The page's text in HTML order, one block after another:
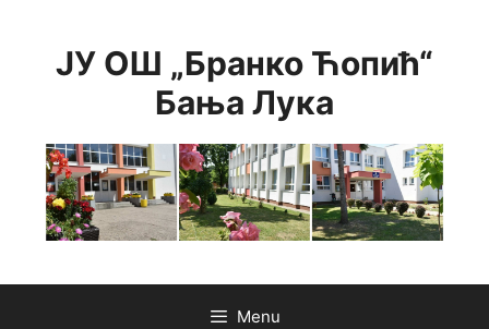
contentЈУ ОШ „Бранко Ћопић“
Бања Лука
Menu